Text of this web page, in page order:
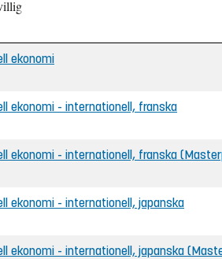
ekonomi
ekonomi - internationell, franska
ekonomi - internationell, franska
ekonomi - internationell, japanska
ekonomi - internationell, japanska